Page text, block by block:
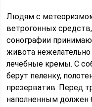
Людям с
ветрогонных
сонографии
живота
лечебные кремы. С
берут пеленку,
презерватив. Перед
наполненным должен